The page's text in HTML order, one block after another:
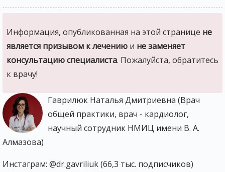
Информация, опубликованная на этой странице не
является призывом к лечению и не заменяет
консультацию специалиста. Пожалуйста, обратитесь
к врачу!
Гаврилюк Наталья Дмитриевна (Врач
общей практики, врач - кардиолог,
научный сотрудник НМИЦ имени В. А.
Алмазова)
Инстаграм: @dr.gavriliuk (66,3 тыс. подписчиков)